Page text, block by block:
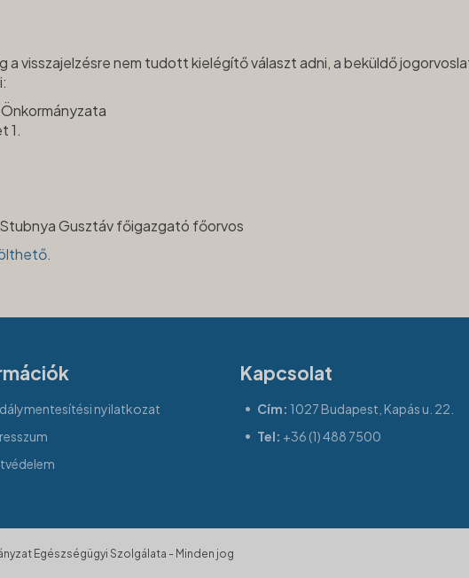
a visszajelzésre nem tudott kielégítő választ adni, a beküldő
1.
Gusztáv főigazgató főorvos
nyilatkozat
Kapcsolat
Cím: 1027 Budapest, Kapás u. 22.
Tel: +36 (1) 488 7500
Egészségügyi Szolgálata - Minden jog